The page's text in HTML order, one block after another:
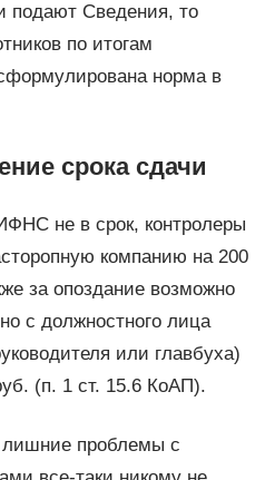
подают Сведения, то
по итогам
норма в
срока сдачи
не в срок, контролеры
компанию на 200
за опоздание возможно
с должностного лица
или главбуха)
(п. 1 ст. 15.6 КоАП).
проблемы с